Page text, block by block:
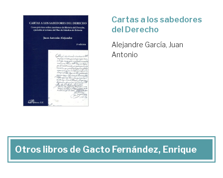
Cartas a los sabedores
del Derecho
Alejandre García, Juan
Antonio
Otros libros de Gacto Fernández, Enrique